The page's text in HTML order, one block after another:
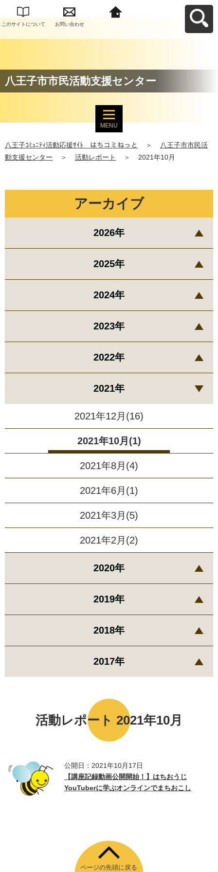
このサイトについて お問い合わせ
八王子市市民活動支援センター
MENU
八王子ｺﾐｭﾆﾃｨ活動応援ｻｲﾄ はちコミねっと ＞
八王子市市民活
動支援センター
＞ 活動レポート ＞ 2021年10月
活動レポート 2021年10月
公開日：2021年10月17日
【講座記録動画公開開始！】はちおうじ
YouTuberに学ぶオンラインでまちおこし
アーカイブ
2026年
2025年
2024年
2023年
2022年
2021年
2021年12月(16)
2021年10月(1)
2021年8月(4)
2021年6月(1)
2021年3月(5)
2021年2月(2)
2020年
2019年
2018年
2017年
ページの先頭に戻る